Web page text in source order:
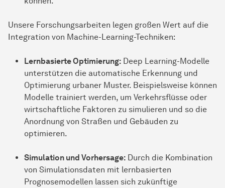
Unsere Forschungsarbeiten legen großen Wert auf die
Integration von Machine-Learning-Techniken:
Lernbasierte Optimierung: Deep Learning-Modelle
unterstützen die automatische Erkennung und
Optimierung urbaner Muster. Beispielsweise können
Modelle trainiert werden, um Verkehrsflüsse oder
wirtschaftliche Faktoren zu simulieren und so die
Anordnung von Straßen und Gebäuden zu
optimieren.
Simulation und Vorhersage: Durch die Kombination
von Simulationsdaten mit lernbasierten
Prognosemodellen lassen sich zukünftige